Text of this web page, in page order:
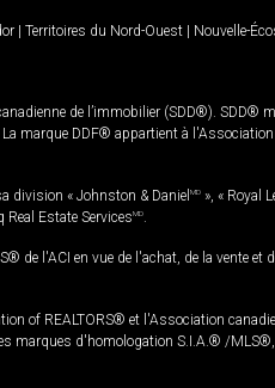
| Territoires du Nord-Ouest | Nouvelle-
de l’immobilier (SDD®). SDD®
marque DDF® appartient à
division « Johnston & Daniel MD », « Royal
Estate ServicesMD
l'ACI en vue de l'achat, de la vente
of REALTORS® et l'Association
marques d'homologation S.I.A.® /